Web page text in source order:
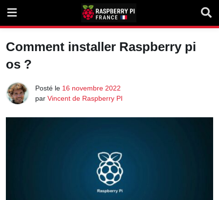
content
Comment installer Raspberry pi
os ?
Posté le 16 novembre 2022
par Vincent de Raspberry PI